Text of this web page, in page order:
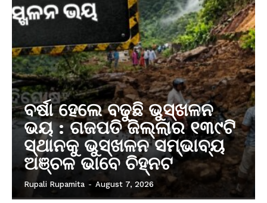
ବର୍ଷା ହେଲେ ବଢୁଛି ଭୁସ୍ଖଳନ
ଭୟ : ଗଜପତି ଜିଲ୍ଲାର ୧୩୯ଟି
ସ୍ଥାନକୁ ଭୁସ୍ଖଳନ ସମ୍ଭାବ୍ୟ
ଅଞ୍ଚଳ ଭାବେ ଚିହ୍ନଟ
Rupali Rupamita - August 7, 2026